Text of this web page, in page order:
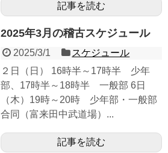
記事を読む
2025年3月の稽古スケジュール
2025/3/1
スケジュール
２日（日） 16時半～17時半 少年
部、17時半～18時半 一般部 6日
（木）19時～20時 少年部・一般部
合同（富来田中武道場）...
記事を読む